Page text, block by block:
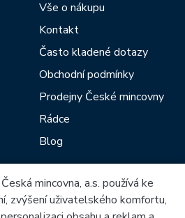
Vše o nákupu
Kontakt
Často kladené dotazy
Obchodní podmínky
Prodejny České mincovny
Rádce
Blog
mincovna, a.s. používá ke
zvýšení uživatelského komfortu,